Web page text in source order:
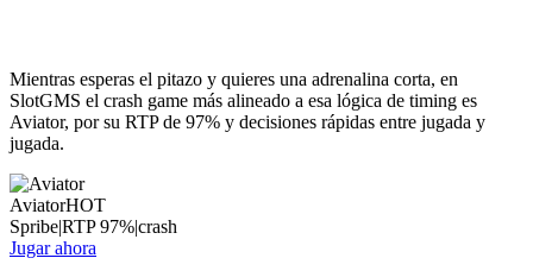
Mientras esperas el pitazo y quieres una adrenalina corta, en
SlotGMS el crash game más alineado a esa lógica de timing es
Aviator, por su RTP de 97% y decisiones rápidas entre jugada y
jugada.
AviatorHOT
Spribe|RTP97%|crash
Jugar ahora